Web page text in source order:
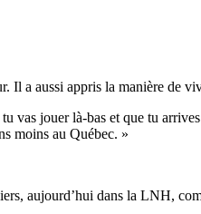
a aussi appris la manière de
jouer là-bas et que tu
moins au Québec. »
aujourd’hui dans la LNH,